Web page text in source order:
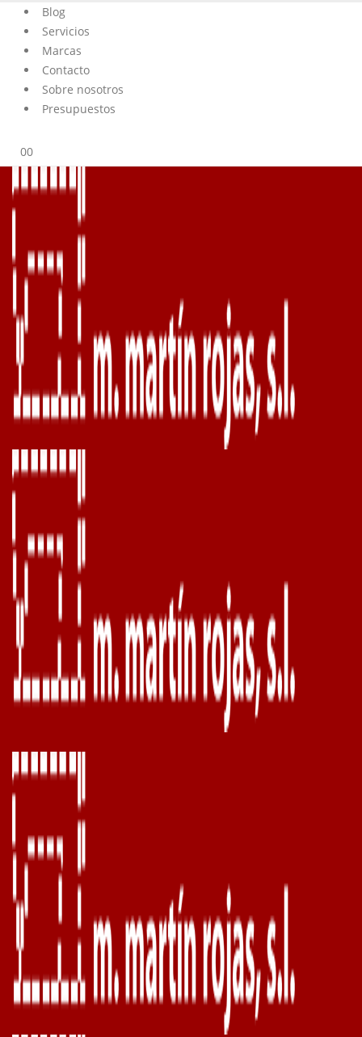
Blog
Servicios
Marcas
Contacto
Sobre nosotros
Presupuestos
00